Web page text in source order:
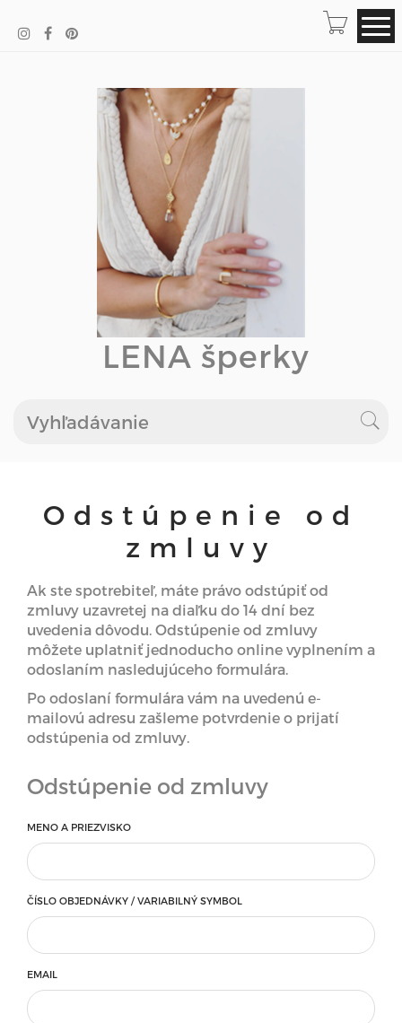
LENA šperky
Odstúpenie od
zmluvy
Ak ste spotrebiteľ, máte právo odstúpiť od
zmluvy uzavretej na diaľku do 14 dní bez
uvedenia dôvodu. Odstúpenie od zmluvy
môžete uplatniť jednoducho online vyplnením a
odoslaním nasledujúceho formulára.
Po odoslaní formulára vám na uvedenú e-
mailovú adresu zašleme potvrdenie o prijatí
odstúpenia od zmluvy.
Odstúpenie od zmluvy
MENO A PRIEZVISKO
ČÍSLO OBJEDNÁVKY / VARIABILNÝ SYMBOL
EMAIL